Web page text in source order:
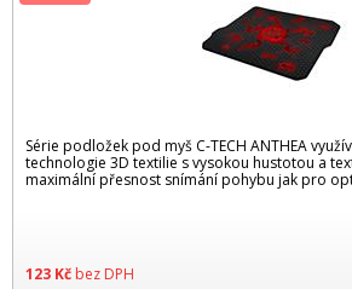
Série podložek pod myš C-TECH ANTHEA
technologie 3D textilie s vysokou hustotou a
maximální přesnost snímání pohybu jak pro
123 Kč bez DPH